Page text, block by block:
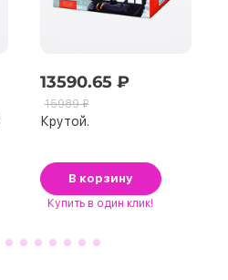
13590.65 ₽
15989 ₽
Крутой.
В корзину
Купить в один клик!